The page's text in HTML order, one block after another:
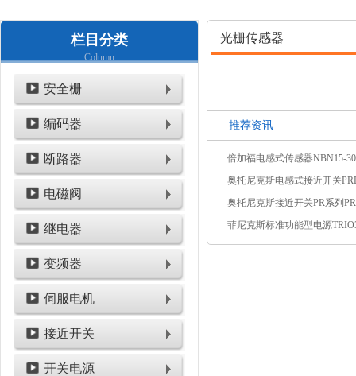
栏目分类
Column
安全栅
编码器
断路器
电磁阀
继电器
变频器
伺服电机
接近开关
开关电源
光栅传感器
推荐资讯